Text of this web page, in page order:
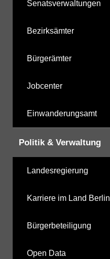
Senatsverwaltungen
Bezirksämter
Bürgerämter
Jobcenter
Einwanderungsamt
Politik & Verwaltung
Landesregierung
Karriere im Land Berlin
Bürgerbeteiligung
Open Data